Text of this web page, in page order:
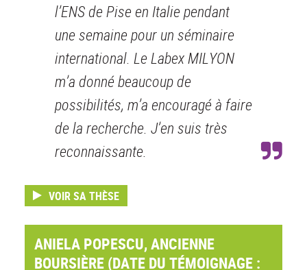
l’ENS de Pise en Italie pendant
une semaine pour un séminaire
international. Le Labex MILYON
m’a donné beaucoup de
possibilités, m’a encouragé à faire
de la recherche. J’en suis très
reconnaissante.
VOIR SA THÈSE
ANIELA POPESCU, ANCIENNE
BOURSIÈRE (DATE DU TÉMOIGNAGE :